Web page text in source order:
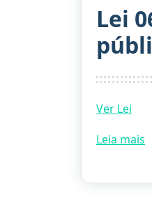
Lei
Ver Lei
Leia mais